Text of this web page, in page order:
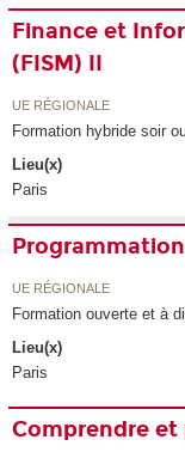
Finance et
(FISM) II
UE RÉGIONALE
Formation hybride soir
Lieu(x)
Paris
UE RÉGIONALE
Formation ouverte et à
Lieu(x)
Paris
Comprendre